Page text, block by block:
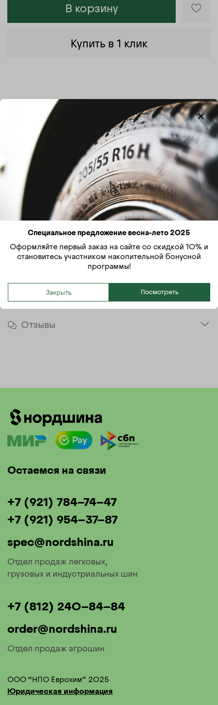
В корзину
Купить в 1 клик
Характеристики
Производитель, бренд
Страна производителя
Россия
Типоразмер
385/65R22.5
Индекс скорости
КАМА PRO NT-203
Отзывы
Остаемся на связи
+7 (921) 784-74-47
+7 (921) 954-37-87
spec@nordshina.ru
Отдел продаж легковых,
грузовых и индустриальных шин
+7 (812) 240-84-84
order@nordshina.ru
Отдел продаж агрошин
ООО “НПО Еврохим” 2025
Юридическая информация
Специальное предложение весна-лето 2025
Оформляйте первый заказ на сайте со скидкой 10% и
становитесь участником накопительной бонусной
программы!
Закрыть Посмотреть